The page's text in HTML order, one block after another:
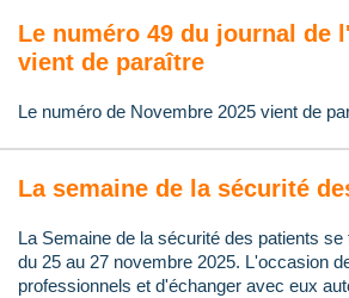
Le numéro 49 du journal de
vient de paraître
Le numéro de Novembre 2025 vient de
La semaine de la sécurité
La Semaine de la sécurité des patients
du 25 au 27 novembre 2025. L'occasion
professionnels et d'échanger avec eux